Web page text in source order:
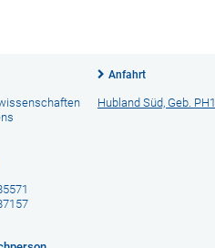
Anfahrt
Hubland Süd, Geb. PH1